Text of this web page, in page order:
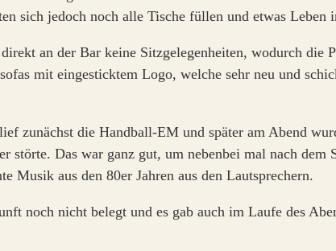
sich jedoch noch alle Tische füllen und etwas Leben
an der Bar keine Sitzgelegenheiten, wodurch die
mit eingesticktem Logo, welche sehr neu und
zunächst die Handball-EM und später am Abend
Das war ganz gut, um nebenbei mal nach dem
Musik aus den 80er Jahren aus den Lautsprechern.
noch nicht belegt und es gab auch im Laufe des